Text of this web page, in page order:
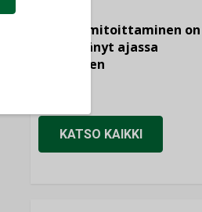
viemärimitoittaminen on
jämähtänyt ajassa
paikalleen
KATSO KAIKKI